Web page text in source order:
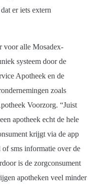
er iets extern
voor alle Mosadex-
systeem door de
Apotheek en de
zoals
Voorzorg. “Juist
apotheek echt de hele
krijgt via de app
sms informatie over de
is de zorgconsument
apotheken veel minder